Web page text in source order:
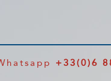
+33(0)6